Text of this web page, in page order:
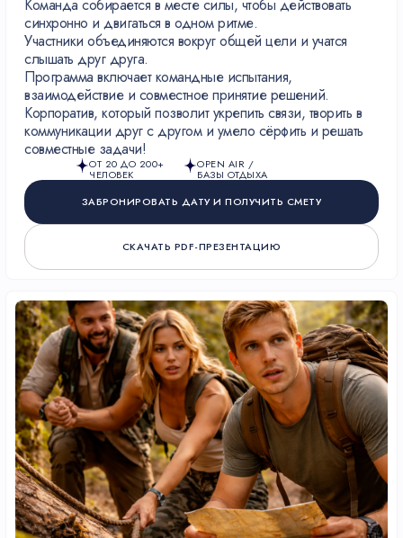
Команда собирается в месте силы, чтобы действовать
синхронно и двигаться в одном ритме.
Участники объединяются вокруг общей цели и учатся
слышать друг друга.
Программа включает командные испытания,
взаимодействие и совместное принятие решений.
Корпоратив, который позволит укрепить связи, творить в
коммуникации друг с другом и умело сёрфить и решать
совместные задачи!
ОТ 20 ДО 200+
ЧЕЛОВЕК
OPEN AIR /
БАЗЫ ОТДЫХА
ЗАБРОНИРОВАТЬ ДАТУ И ПОЛУЧИТЬ СМЕТУ
СКАЧАТЬ PDF-ПРЕЗЕНТАЦИЮ
/ ВАШ ПОВОД —
НАША РЕЖИССУРА
СОЗДАТЬ ПРАЗДНИК НА
ВАШИХ УСЛОВИЯХ?
Создадим событие с нуля, если стандартные
решения не подходят. Спроектируем мероприятие,
которое решит ваши задачи.